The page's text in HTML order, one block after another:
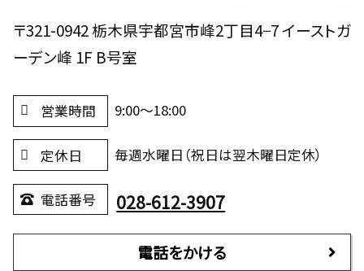
〒321-0942 栃木県宇都宮市峰2丁目4−7 イーストガ
ーデン峰 1F B号室
営業時間 9:00～18:00
定休日 毎週水曜日（祝日は翌木曜日定休）
電話番号 028-612-3907
電話をかける